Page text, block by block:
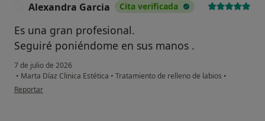
Alexandra Garcia Cita verificada
Es una gran profesional.
Seguiré poniéndome en sus manos .
7 de julio de 2026
• Marta Díaz Clinica Estética • Tratamiento de relleno de labios •
en opinión del usuario Alexandra Garcia
Reportar